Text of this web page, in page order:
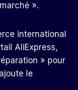
».
international
AliExpress,
» pour
le